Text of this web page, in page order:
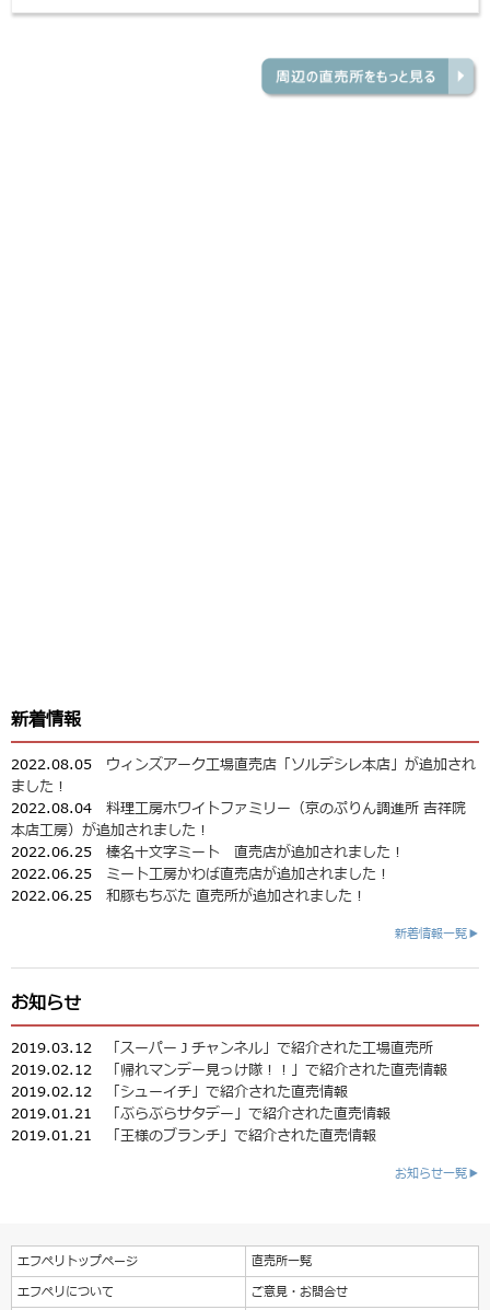
新着情報
2022.08.05 ウィンズアーク工場直売店「ソルデシレ本店」が追加され
ました！
2022.08.04 料理工房ホワイトファミリー（京のぷりん調進所 吉祥院
本店工房）が追加されました！
2022.06.25 榛名十文字ミート 直売店が追加されました！
2022.06.25 ミート工房かわば直売店が追加されました！
2022.06.25 和豚もちぶた 直売所が追加されました！
新着情報一覧▶
お知らせ
2019.03.12
「スーパーＪチャンネル」で紹介された工場直売所
2019.02.12
「帰れマンデー見っけ隊！！」で紹介された直売情報
2019.02.12
「シューイチ」で紹介された直売情報
2019.01.21
「ぶらぶらサタデー」で紹介された直売情報
2019.01.21
「王様のブランチ」で紹介された直売情報
お知らせ一覧▶
エフペリトップページ
直売所一覧
エフペリについて
ご意見・お問合せ